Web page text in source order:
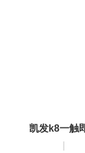
凯发k8一触